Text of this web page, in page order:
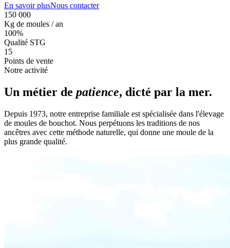
En savoir plusNous contacter
150 000
Kg de moules / an
100%
Qualité STG
15
Points de vente
Notre activité
Un métier de patience, dicté par la mer.
Depuis 1973, notre entreprise familiale est spécialisée dans l'élevage
de moules de bouchot. Nous perpétuons les traditions de nos
ancêtres avec cette méthode naturelle, qui donne une moule de la
plus grande qualité.